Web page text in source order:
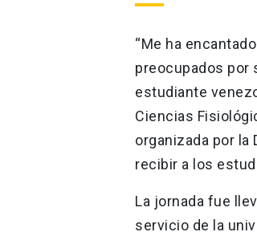
“Me ha
preocupados por
estudiante
Ciencias
organizada por
recibir a los
La jornada fue
servicio de la